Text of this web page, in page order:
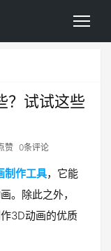
？试试这些
赞 0条评论
制作工具，它能
。除此之外，
3D动画的优质